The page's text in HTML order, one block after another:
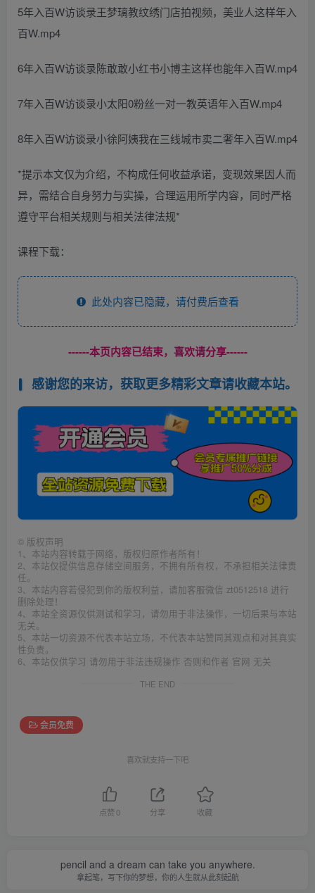
5年入百W访谈录王梦璃教纹绣门店拍视频，美业人这样年入
百W.mp4
6年入百W访谈录陈敢敢小红书小博主这样也能年入百W.mp4
7年入百W访谈录小太阳0粉丝一对一教英语年入百W.mp4
8年入百W访谈录小徐阿姨我在三线城市卖二奢年入百W.mp4
*提示本文仅为介绍，不构成任何收益承诺，变现效果因人而
异，需结合自身努力与实操，合理运用所学内容，同时严格
遵守平台相关规则与相关法律法规*
课程下载：
此处内容已隐藏，请付费后查看
------本页内容已结束，喜欢请分享------
感谢您的来访，获取更多精彩文章请收藏本站。
© 版权声明
1、本站内容转载于网络，版权归原作者所有！
2、本站仅提供信息存储空间服务，不拥有所有权，不承担相关法律责
任。
3、本站内容若侵犯到你的版权利益，请加客服微信 zt0512518 进行
删除处理！
4、本站全资源仅供测试和学习，请勿用于非法操作，一切后果与本站
无关。
5、本站一切资源不代表本站立场，不代表本站赞同其观点和对其真实
性负责。
6、本站仅供学习 请勿用于非法违规操作 否则和作者 官网 无关
THE END
会员免费
喜欢就支持一下吧
点赞0 分享 收藏
pencil and a dream can take you anywhere.
拿起笔，写下你的梦想，你的人生就从此刻起航